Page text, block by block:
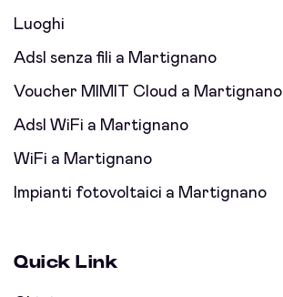
Luoghi
Adsl senza fili a Martignano
Voucher MIMIT Cloud a Martignano
Adsl WiFi a Martignano
WiFi a Martignano
Impianti fotovoltaici a Martignano
Quick Link